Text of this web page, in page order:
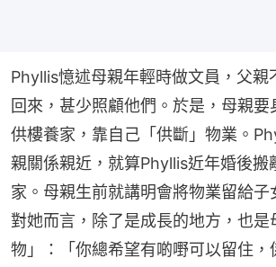
Phyllis憶述母親年輕時做文員，父親
回來，甚少照顧他們。於是，母親要
供樓養家，靠自己「供斷」物業。
親關係親近，就算Phyllis近年婚後搬
家。母親生前就講明會將物業留給子
對她而言，除了是成長的地方，也是
物」：「你總希望有啲嘢可以留住，